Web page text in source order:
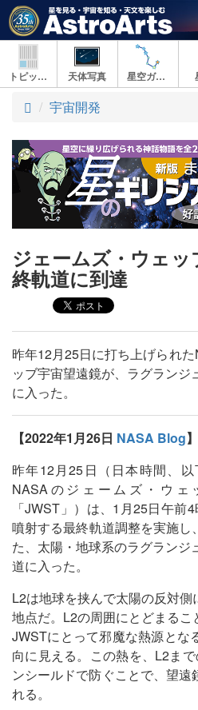
トピックス 天体写真 星空ガイド
ト
プ
宇宙開発
ジェームズ・ウェッ
終軌道に到達
昨年12月25日に打ち上げられ
ッブ宇宙望遠鏡が、ラグランジ
に入った。
【2022年1月26日 NASA Blog】
昨年12月25日（日本時間、
NASAのジェームズ・ウ
「JWST」）は、1月25日午前
噴射する最終軌道調整を実施
た、太陽・地球系のラグランジ
道に入った。
L2は地球を挟んで太陽の反対
地点だ。L2の周囲にとどまる
JWSTにとって邪魔な熱源とな
向に見える。この熱を、L2ま
ンシールドで防ぐことで、望
れる。